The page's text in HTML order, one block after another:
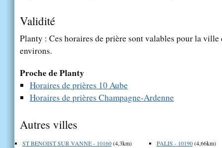
Validité
Planty : Ces horaires de prière sont valables pour la
environs.
Proche de Planty
Horaires de prières 10 Aube
Horaires de prières Champagne-Ardenne
Autres villes
ST BENOIST SUR VANNE - 10160(4,3km)
PALIS - 10190(4,66km)